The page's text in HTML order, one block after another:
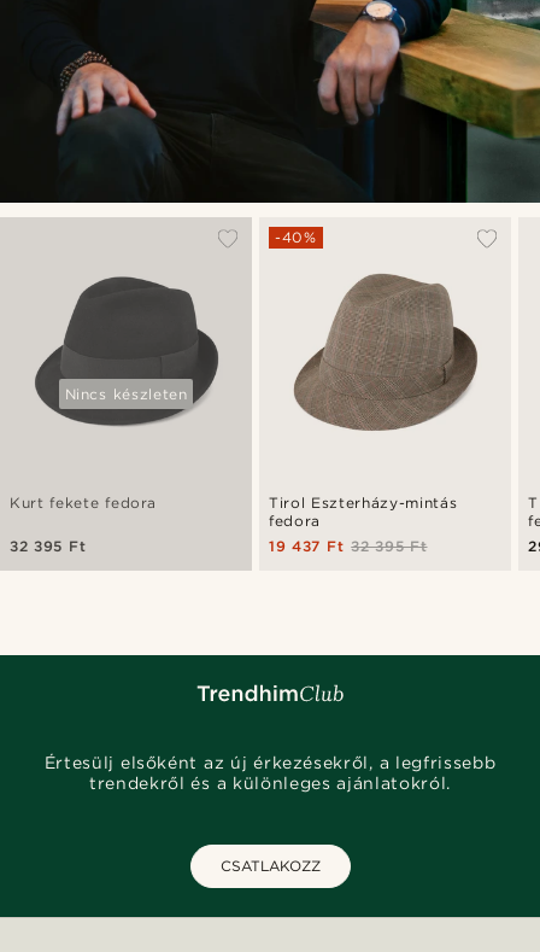
Nincs készleten
Kurt fekete fedora
32 395 Ft
Tirol Eszterházy-mintás
fedora
-40%
32 395 Ft
19 437 Ft
Értesülj elsőként az új érkezésekről, a legfrissebb
trendekről és a különleges ajánlatokról.
CSATLAKOZZ